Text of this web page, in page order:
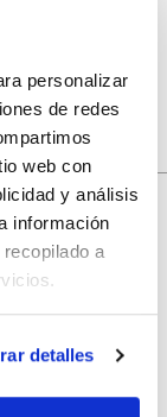
personalizar
de redes
web con
y análisis
información
a
detalles